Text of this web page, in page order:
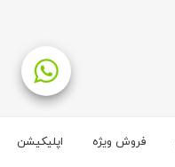
فروش ویژه اپلیکیشن